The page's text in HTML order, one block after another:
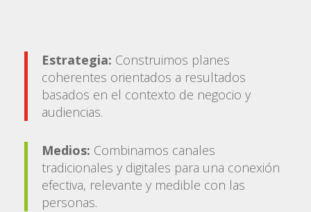
Estrategia: Construimos planes
coherentes orientados a resultados
basados en el contexto de negocio y
audiencias.
Medios: Combinamos canales
tradicionales y digitales para una conexión
efectiva, relevante y medible con las
personas.